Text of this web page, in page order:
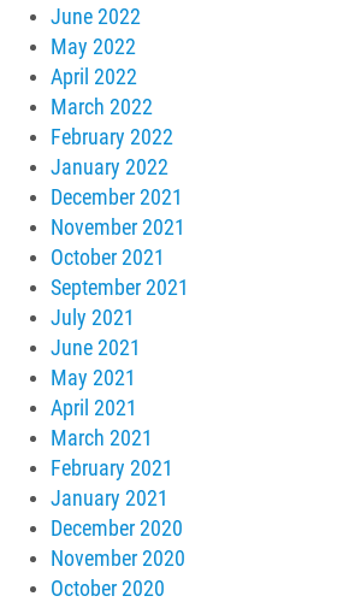
June 2022
May 2022
April 2022
March 2022
February 2022
January 2022
December 2021
November 2021
October 2021
September 2021
July 2021
June 2021
May 2021
April 2021
March 2021
February 2021
January 2021
December 2020
November 2020
October 2020